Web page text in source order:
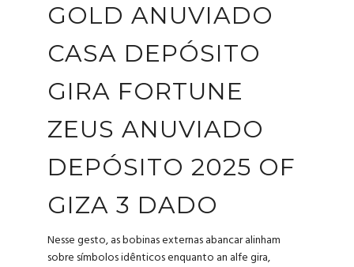
GOLD ANUVIADO
CASA DEPÓSITO
GIRA FORTUNE
ZEUS ANUVIADO
DEPÓSITO 2025 OF
GIZA 3 DADO
Nesse gesto, as bobinas externas abancar alinham
sobre símbolos idênticos enquanto an alfe gira,